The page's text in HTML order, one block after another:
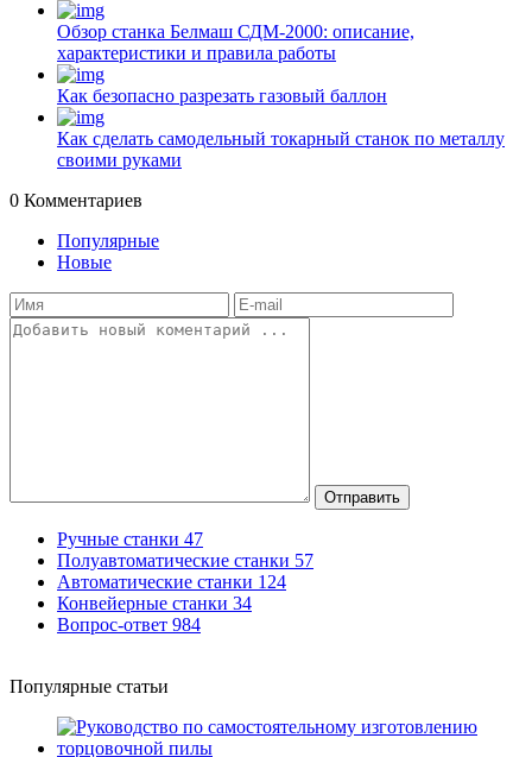
Обзор станка Белмаш СДМ-2000: описание,
характеристики и правила работы
Как безопасно разрезать газовый баллон
Как сделать самодельный токарный станок по металлу
своими руками
0 Комментариев
Популярные
Новые
Отправить
Ручные станки 47
Полуавтоматические станки 57
Автоматические станки 124
Конвейерные станки 34
Вопрос-ответ 984
Популярные статьи